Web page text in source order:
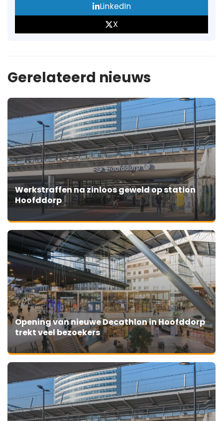
LinkedIn
X
Gerelateerd nieuws
Werkstraffen na zinloos geweld op station
Hoofddorp
Opening van nieuwe Decathlon in Hoofddorp
trekt veel bezoekers